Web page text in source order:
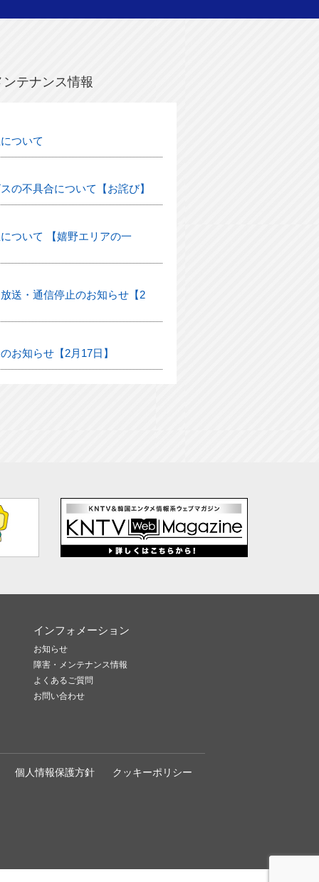
テナンス情報
ついて
の不具合について【お詫び】
ついて 【嬉野エリアの一
送・通信停止のお知らせ【2
お知らせ【2月17日】
インフォメーション
お知らせ
障害・メンテナンス情報
よくあるご質問
お問い合わせ
個人情報保護方針 クッキーポリシー